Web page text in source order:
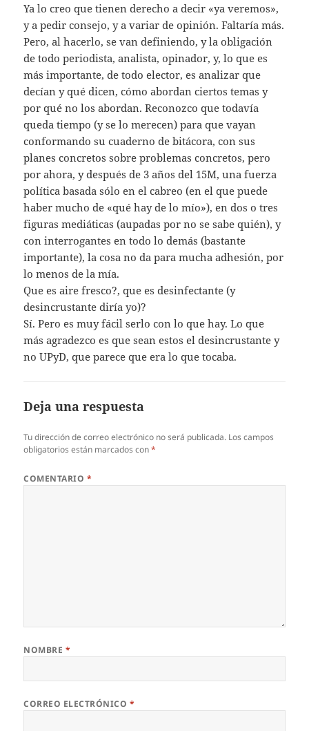
Ya lo creo que tienen derecho a decir «ya veremos»,
y a pedir consejo, y a variar de opinión. Faltaría más.
Pero, al hacerlo, se van definiendo, y la obligación
de todo periodista, analista, opinador, y, lo que es
más importante, de todo elector, es analizar que
decían y qué dicen, cómo abordan ciertos temas y
por qué no los abordan. Reconozco que todavía
queda tiempo (y se lo merecen) para que vayan
conformando su cuaderno de bitácora, con sus
planes concretos sobre problemas concretos, pero
por ahora, y después de 3 años del 15M, una fuerza
política basada sólo en el cabreo (en el que puede
haber mucho de «qué hay de lo mío»), en dos o tres
figuras mediáticas (aupadas por no se sabe quién), y
con interrogantes en todo lo demás (bastante
importante), la cosa no da para mucha adhesión, por
lo menos de la mía.
Que es aire fresco?, que es desinfectante (y
desincrustante diría yo)?
Sí. Pero es muy fácil serlo con lo que hay. Lo que
más agradezco es que sean estos el desincrustante y
no UPyD, que parece que era lo que tocaba.
Deja una respuesta
Tu dirección de correo electrónico no será publicada. Los campos
obligatorios están marcados con*
COMENTARIO *
NOMBRE *
CORREO ELECTRÓNICO *